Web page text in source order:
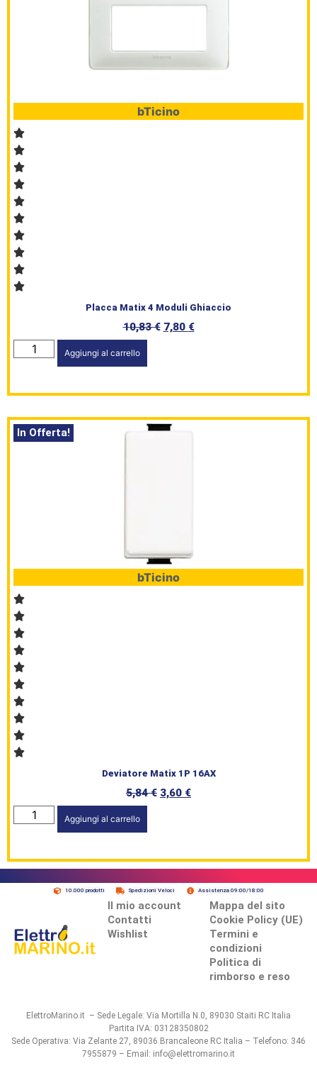
bTicino
Placca Matix 4 Moduli Ghiaccio
10,83€ 7,80 €
Aggiungi al carrello
In Offerta!
bTicino
Deviatore Matix 1P 16AX
5,84€ 3,60 €
Aggiungi al carrello
10.000 prodotti Spedizioni Veloci Assistenza 09:00/18:00
Il mio account
Contatti
Wishlist
Mappa del sito
Cookie Policy (UE)
Termini e
condizioni
Politica di
rimborso e reso
ElettroMarino.it – Sede Legale: Via Mortilla N.0, 89030 Staiti RC Italia
Partita IVA: 03128350802
Sede Operativa: Via Zelante 27, 89036 Brancaleone RC Italia – Telefono: 346
7955879 – Email: info@elettromarino.it